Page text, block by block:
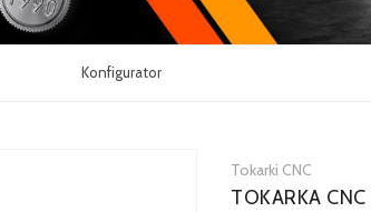
Konfigurator
Tokarki CNC
TOKARKA